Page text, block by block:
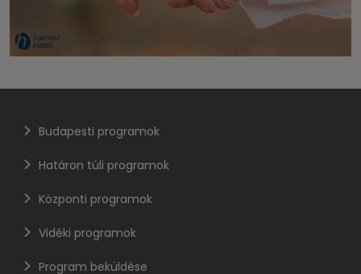
Budapesti programok
Határon túli programok
Központi programok
Vidéki programok
Program beküldése